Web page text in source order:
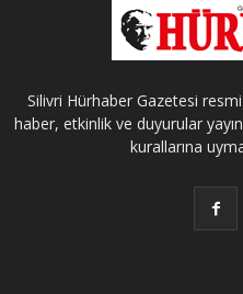
Silivri Hürhaber Gazetesi
haber, etkinlik ve duyurular
kurallarına